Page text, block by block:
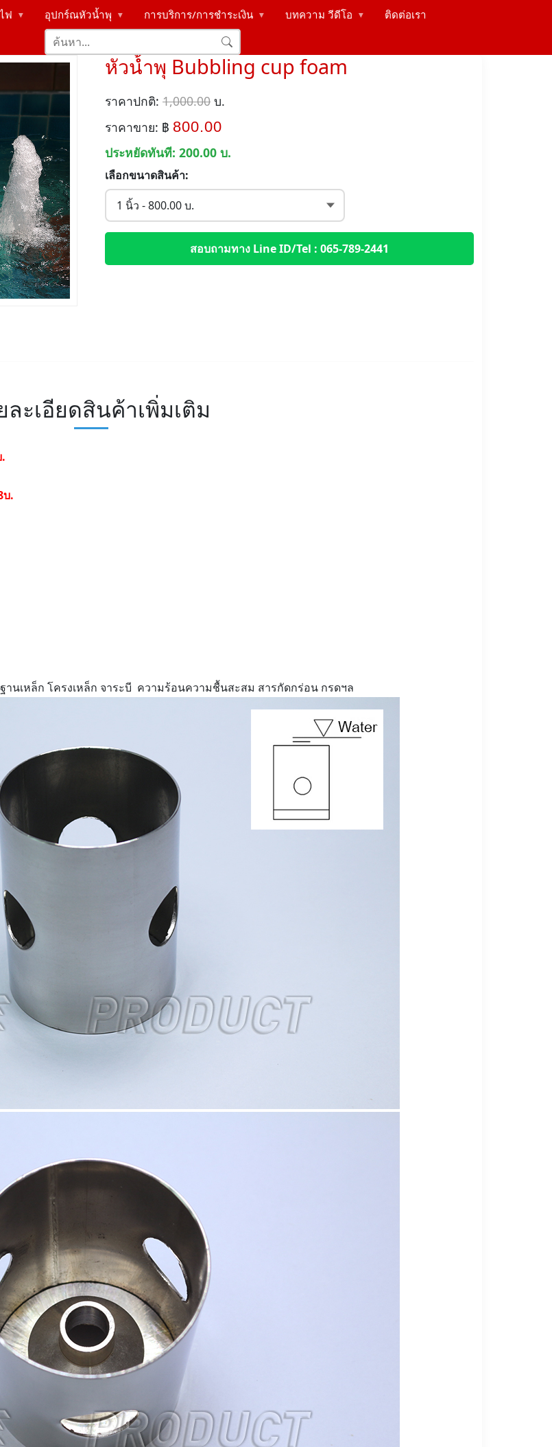
ฟ ▶ อุปกร์ณหัวน้ำพุ ▶ การบริการ/การชำระเงิน ▶ บทความ วีดีโอ ▶ ติดต่อเรา
หัวน้ำพุ Bubbling cup foam
ราคาปกติ: 1,000.00 บ.
ราคาขาย: ฿ 800.00
ประหยัดทันที: 200.00 บ.
เลือกขนาดสินค้า:
สอบถามทาง Line ID/Tel : 065-789-2441
ละเอียดสินค้าเพิ่มเติม
บ.
นเหล็ก โครงเหล็ก จาระบี ความร้อนความชื้นสะสม สารกัดกร่อน กรดฯล